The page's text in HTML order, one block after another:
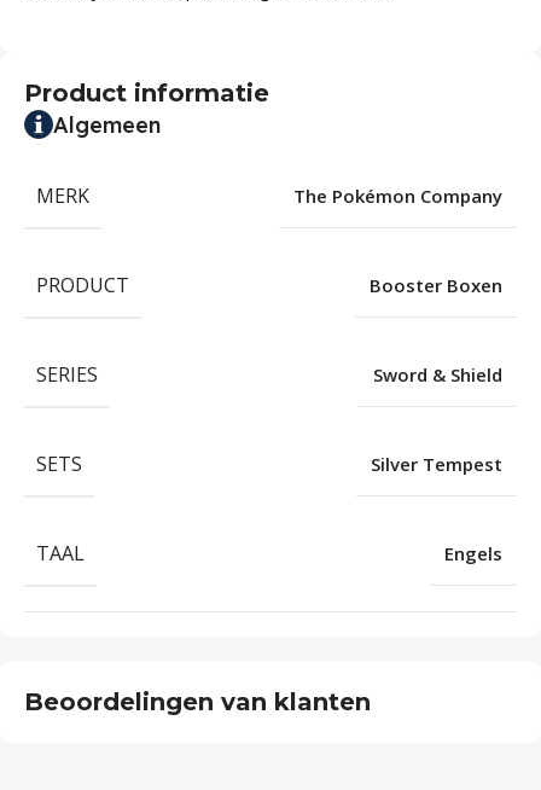
Product informatie
Algemeen
MERK The Pokémon Company
PRODUCT Booster Boxen
SERIES Sword & Shield
SETS Silver Tempest
TAAL Engels
Beoordelingen van klanten